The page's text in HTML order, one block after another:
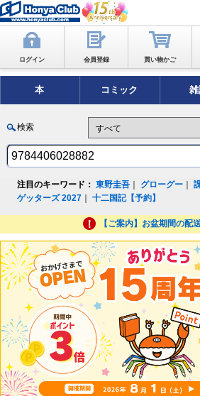
ログイン 会員登録 買い物かご
本 コミック
検索
注目のキーワード： 東野圭吾 グローグー ｜
ゲッターズ 2027 ｜十二国記【予約】
【ご案内】お盆期間の配